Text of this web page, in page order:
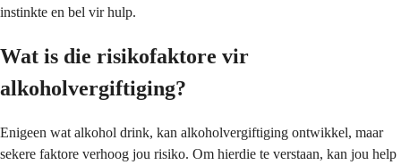
instinkte en bel vir hulp.
Wat is die risikofaktore vir
alkoholvergiftiging?
Enigeen wat alkohol drink, kan alkoholvergiftiging ontwikkel, maar
sekere faktore verhoog jou risiko. Om hierdie te verstaan, kan jou help